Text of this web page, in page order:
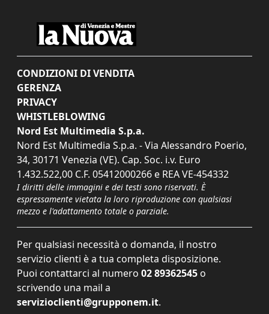
CONDIZIONI DI VENDITA
GERENZA
PRIVACY
WHISTLEBLOWING
Nord Est Multimedia S.p.a.
Nord Est Multimedia S.p.a. - Via Alessandro Poerio,
34, 30171 Venezia (VE). Cap. Soc. i.v. Euro
1.432.522,00 C.F. 05412000266 e REA VE-454332
I diritti delle immagini e dei testi sono riservati. È
espressamente vietata la loro riproduzione con qualsiasi
mezzo e l'adattamento totale o parziale.
Per qualsiasi necessità o domanda, il nostro
servizio clienti è a tua completa disposizione.
Puoi contattarci al numero 02 89362545 o
scrivendo una mail a
servizioclienti@grupponem.it.